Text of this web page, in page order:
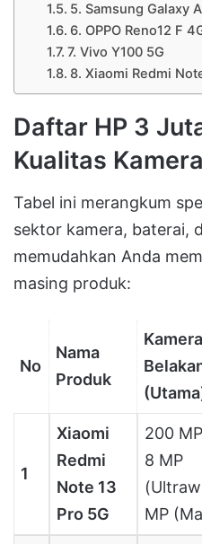
5. Samsung Galaxy
6. OPPO Reno12 F
7. Vivo Y100 5G
8. Xiaomi Redmi
Daftar HP 3
Kualitas
Tabel ini merangkum
sektor kamera, baterai,
memudahkan Anda
masing produk:
No
Nama
Produk
Kamera
1
Xiaomi
Redmi
Note 13
Pro 5G
200
8 MP
MP